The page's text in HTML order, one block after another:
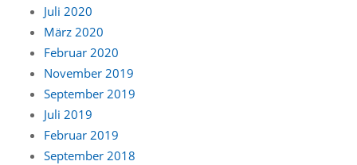
Juli 2020
März 2020
Februar 2020
November 2019
September 2019
Juli 2019
Februar 2019
September 2018